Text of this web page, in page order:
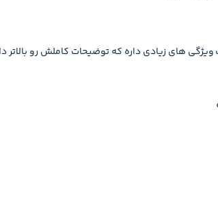
های زیادی داره که توضیحات کاملش رو بالاتر